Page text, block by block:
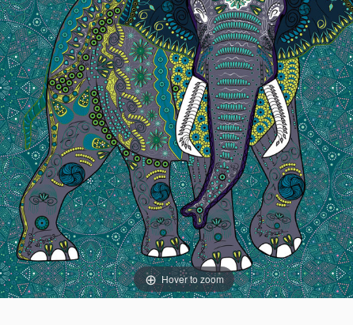
Hover to zoom